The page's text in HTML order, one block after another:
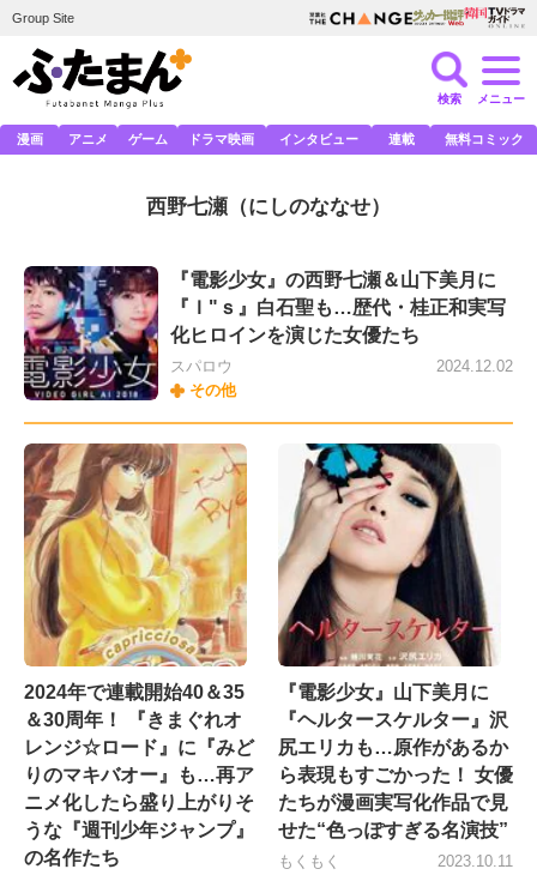
Group Site
検索 メニュー
漫画 アニメ ゲーム ドラマ映画 インタビュー 連載 無料コミック
西野七瀬 （にしのななせ）
『電影少女』の西野七瀬＆山下美月に
『Ｉ"ｓ』白石聖も…歴代・桂正和実写
化ヒロインを演じた女優たち
スパロウ
その他
2024.12.02
2024年で連載開始40＆35
＆30周年！ 『きまぐれオ
レンジ☆ロード』に『みど
りのマキバオー』も…再ア
ニメ化したら盛り上がりそ
うな『週刊少年ジャンプ』
の名作たち
『電影少女』山下美月に
『ヘルタースケルター』沢
尻エリカも…原作があるか
ら表現もすごかった！ 女優
たちが漫画実写化作品で見
せた“色っぽすぎる名演技”
もくもく
2023.10.11